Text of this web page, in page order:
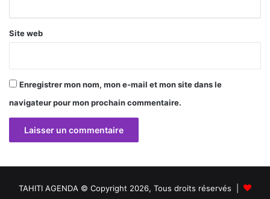
Site web
Enregistrer mon nom, mon e-mail et mon site dans le
navigateur pour mon prochain commentaire.
TAHITI AGENDA © Copyright 2026, Tous droits réservés |